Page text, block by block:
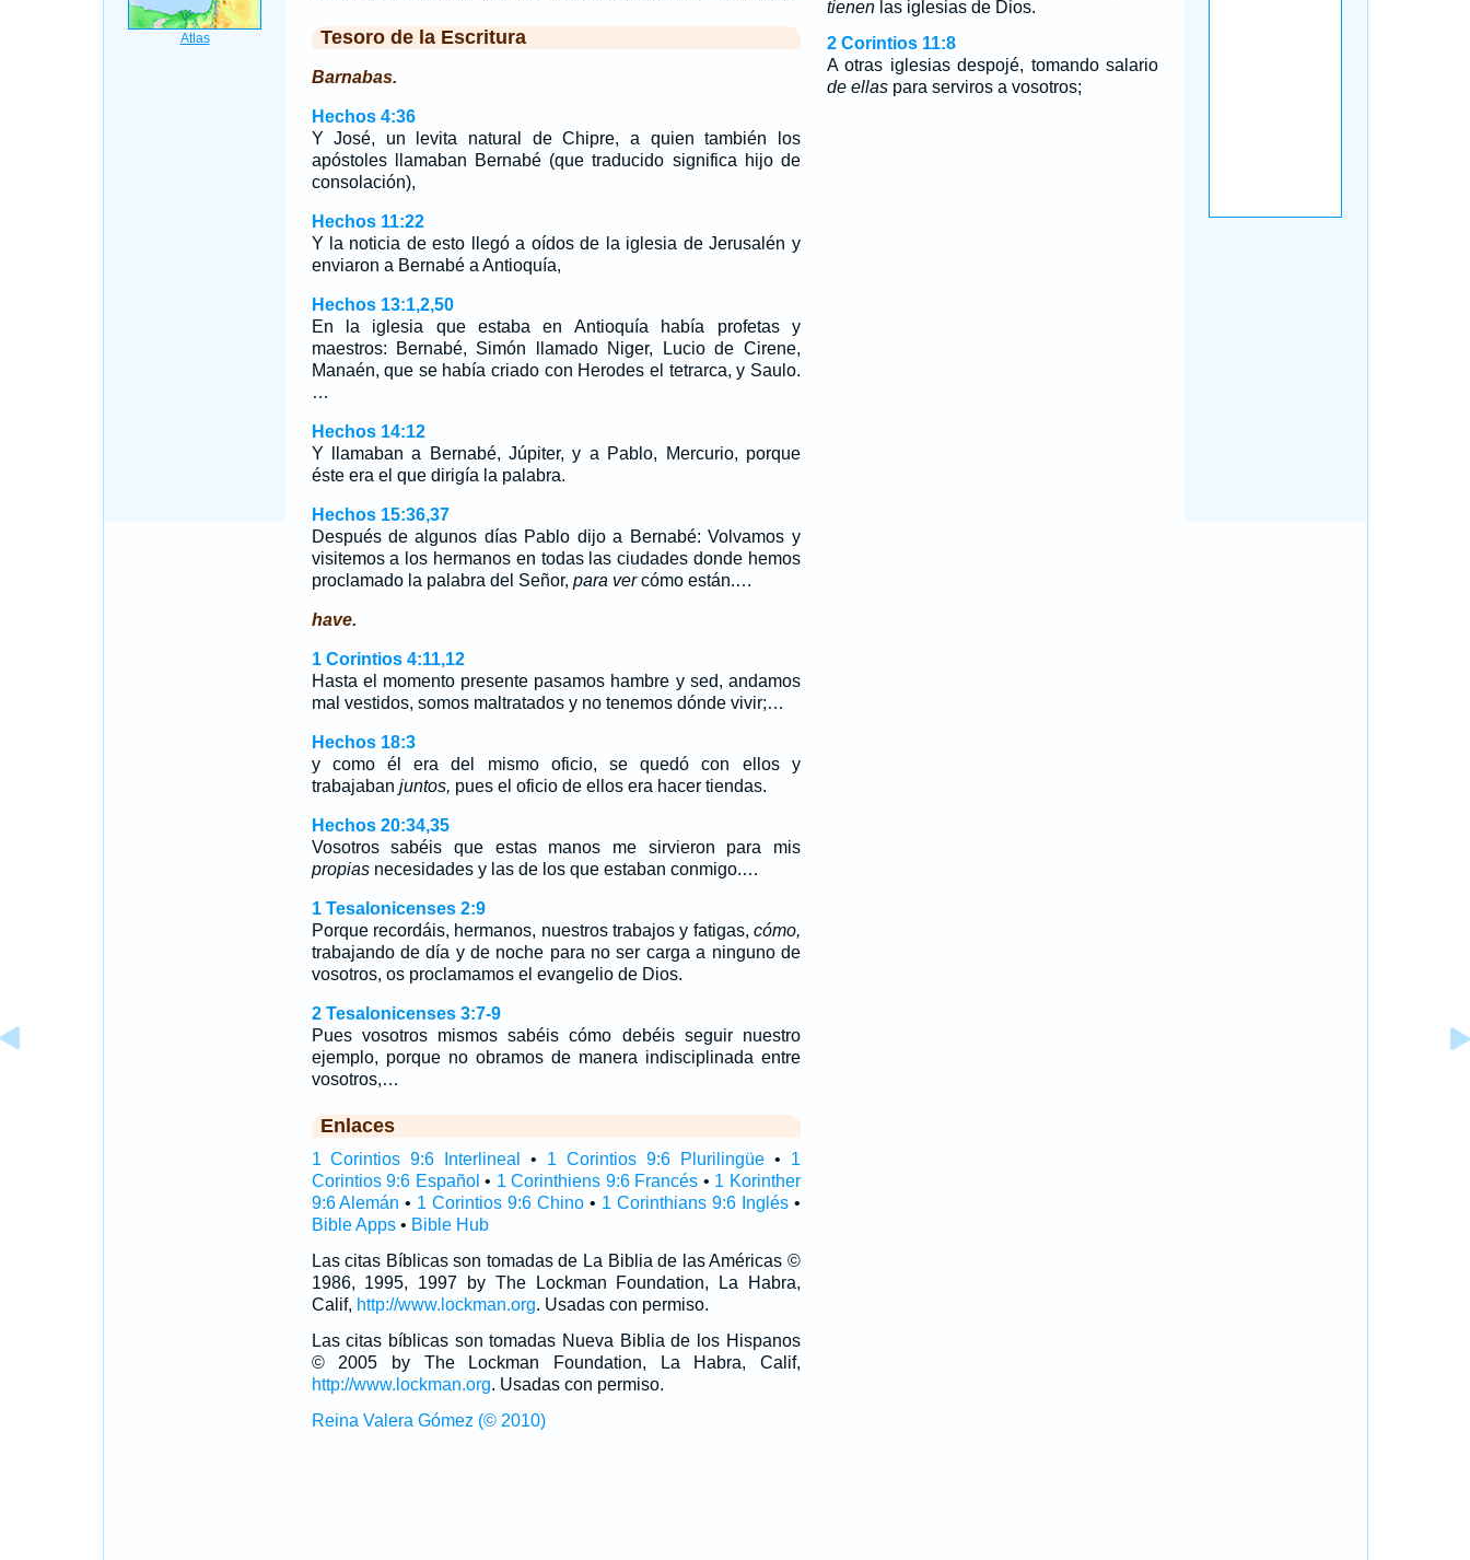
Tesoro de la Escritura
Barnabas.
Hechos 4:36
Y José, un levita natural de Chipre, a quien también los
apóstoles llamaban Bernabé (que traducido significa hijo de
consolación),
Hechos 11:22
Y la noticia de esto llegó a oídos de la iglesia de Jerusalén y
enviaron a Bernabé a Antioquía,
Hechos 13:1,2,50
En la iglesia que estaba en Antioquía había profetas y
maestros: Bernabé, Simón llamado Niger, Lucio de Cirene,
Manaén, que se había criado con Herodes el tetrarca, y Saulo.
…
Hechos 14:12
Y llamaban a Bernabé, Júpiter, y a Pablo, Mercurio, porque
éste era el que dirigía la palabra.
Hechos 15:36,37
Después de algunos días Pablo dijo a Bernabé: Volvamos y
visitemos a los hermanos en todas las ciudades donde hemos
proclamado la palabra del Señor, para vercómo están.…
have.
1 Corintios 4:11,12
Hasta el momento presente pasamos hambre y sed, andamos
mal vestidos, somos maltratados y no tenemos dónde vivir;…
Hechos 18:3
y como él era del mismo oficio, se quedó con ellos y
trabajaban juntos, pues el oficio de ellos era hacer tiendas.
Hechos 20:34,35
Vosotros sabéis que estas manos me sirvieron para mis
propiasnecesidades y las de los que estaban conmigo.…
1 Tesalonicenses 2:9
Porque recordáis, hermanos, nuestros trabajos y fatigas, cómo,
trabajando de día y de noche para no ser carga a ninguno de
vosotros, os proclamamos el evangelio de Dios.
2 Tesalonicenses 3:7-9
Pues vosotros mismos sabéis cómo debéis seguir nuestro
ejemplo, porque no obramos de manera indisciplinada entre
vosotros,…
Enlaces
1 Corintios 9:6 Interlineal • 1 Corintios 9:6 Plurilingüe • 1
Corintios 9:6 Español • 1 Corinthiens 9:6 Francés • 1 Korinther
9:6 Alemán • 1 Corintios 9:6 Chino • 1 Corinthians 9:6 Inglés•
Bible Apps• Bible Hub
Las citas Bíblicas son tomadas de La Biblia de las Américas ©
1986, 1995, 1997 by The Lockman Foundation, La Habra,
Calif, http://www.lockman.org. Usadas con permiso.
Las citas bíblicas son tomadas Nueva Biblia de los Hispanos
© 2005 by The Lockman Foundation, La Habra, Calif,
http://www.lockman.org. Usadas con permiso.
Reina Valera Gómez (© 2010)
tienenlas iglesias de Dios.
2 Corintios 11:8
A otras iglesias despojé, tomando salario
de ellaspara serviros a vosotros;